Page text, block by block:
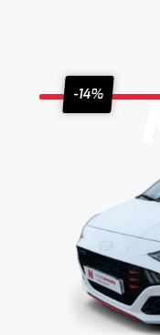
-14%